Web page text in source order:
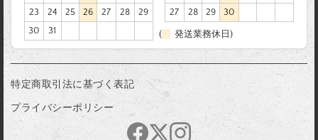
23
24 25 26 27 28
29
30
31
27
28 29 30
( 発送業務休日)
特定商取引法に基づく表記
プライバシーポリシー